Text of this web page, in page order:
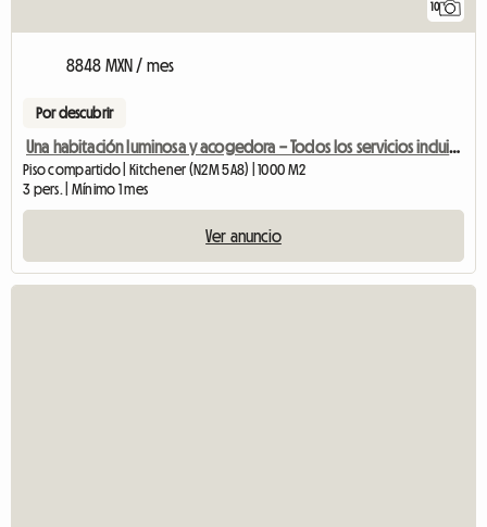
10
8848 MXN / mes
Por descubrir
Una habitación luminosa y acogedora – Todos los servicios incluidos
Piso compartido | Kitchener (N2M 5A8) | 1000 M2
3 pers. | Mínimo 1 mes
Ver anuncio